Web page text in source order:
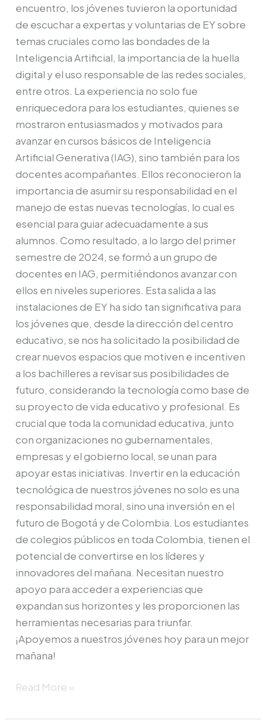
encuentro, los jóvenes tuvieron la oportunidad
de escuchar a expertas y voluntarias de EY sobre
temas cruciales como las bondades de la
Inteligencia Artificial, la importancia de la huella
digital y el uso responsable de las redes sociales,
entre otros. La experiencia no solo fue
enriquecedora para los estudiantes, quienes se
mostraron entusiasmados y motivados para
avanzar en cursos básicos de Inteligencia
Artificial Generativa (IAG), sino también para los
docentes acompañantes. Ellos reconocieron la
importancia de asumir su responsabilidad en el
manejo de estas nuevas tecnologías, lo cual es
esencial para guiar adecuadamente a sus
alumnos. Como resultado, a lo largo del primer
semestre de 2024, se formó a un grupo de
docentes en IAG, permitiéndonos avanzar con
ellos en niveles superiores. Esta salida a las
instalaciones de EY ha sido tan significativa para
los jóvenes que, desde la dirección del centro
educativo, se nos ha solicitado la posibilidad de
crear nuevos espacios que motiven e incentiven
a los bachilleres a revisar sus posibilidades de
futuro, considerando la tecnología como base de
su proyecto de vida educativo y profesional. Es
crucial que toda la comunidad educativa, junto
con organizaciones no gubernamentales,
empresas y el gobierno local, se unan para
apoyar estas iniciativas. Invertir en la educación
tecnológica de nuestros jóvenes no solo es una
responsabilidad moral, sino una inversión en el
futuro de Bogotá y de Colombia. Los estudiantes
de colegios públicos en toda Colombia, tienen el
potencial de convertirse en los líderes y
innovadores del mañana. Necesitan nuestro
apoyo para acceder a experiencias que
expandan sus horizontes y les proporcionen las
herramientas necesarias para triunfar.
¡Apoyemos a nuestros jóvenes hoy para un mejor
mañana!
Read More »